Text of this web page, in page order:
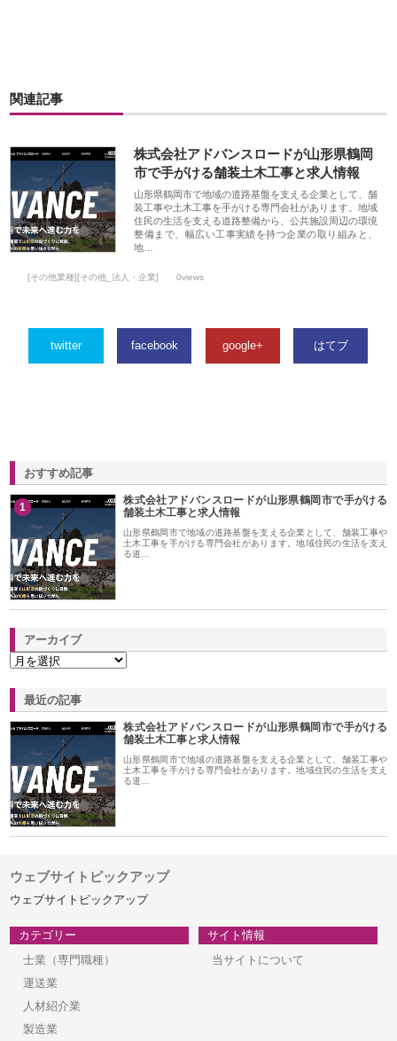
関連記事
株式会社アドバンスロードが山形県鶴岡
市で手がける舗装土木工事と求人情報
山形県鶴岡市で地域の道路基盤を支える企業として、舗
装工事や土木工事を手がける専門会社があります。地域
住民の生活を支える道路整備から、公共施設周辺の環境
整備まで、幅広い工事実績を持つ企業の取り組みと、
地…
[その他業種][その他_法人・企業] 0views
twitter facebook google+ はてブ
おすすめ記事
1
株式会社アドバンスロードが山形県鶴岡市で手がける
舗装土木工事と求人情報
山形県鶴岡市で地域の道路基盤を支える企業として、舗装工事や
土木工事を手がける専門会社があります。地域住民の生活を支え
る道…
アーカイブ
最近の記事
株式会社アドバンスロードが山形県鶴岡市で手がける
舗装土木工事と求人情報
山形県鶴岡市で地域の道路基盤を支える企業として、舗装工事や
土木工事を手がける専門会社があります。地域住民の生活を支え
る道…
ウェブサイトピックアップ
ウェブサイトピックアップ
カテゴリー
士業（専門職種）
運送業
人材紹介業
製造業
サイト情報
当サイトについて